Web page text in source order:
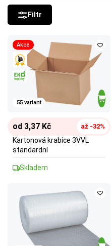
Filtr
Akce
55 variant
od 3,37 Kč až -32%
Kartonová krabice 3VVL
standardní
Skladem